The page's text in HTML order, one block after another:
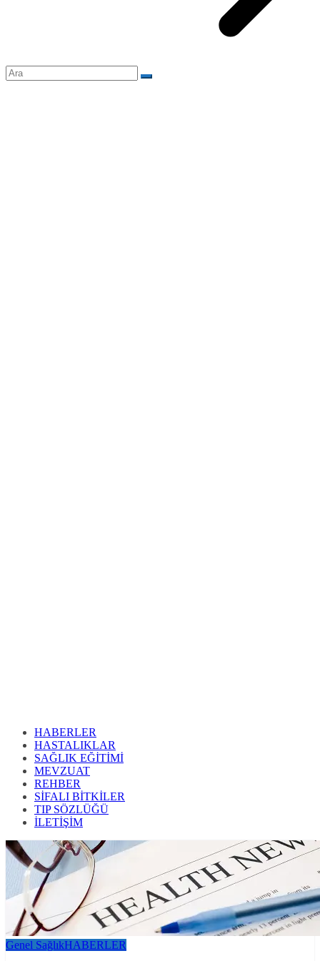
HABERLER
HASTALIKLAR
SAĞLIK EĞİTİMİ
MEVZUAT
REHBER
SİFALI BİTKİLER
TIP SÖZLÜĞÜ
İLETİŞİM
Genel SağlıkHABERLER